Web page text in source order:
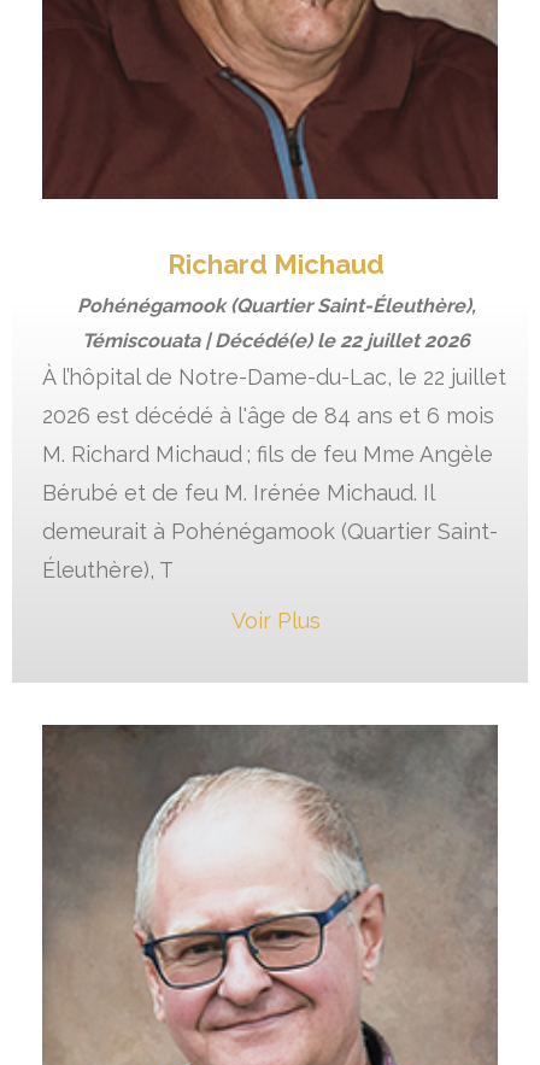
Richard Michaud
Pohénégamook (Quartier Saint-Éleuthère),
Témiscouata | Décédé(e) le22 juillet 2026
À l’hôpital de Notre-Dame-du-Lac, le 22 juillet
2026 est décédé à l'âge de 84 ans et 6 mois
M. Richard Michaud ; fils de feu Mme Angèle
Bérubé et de feu M. Irénée Michaud. Il
demeurait à Pohénégamook (Quartier Saint-
Éleuthère), T
Voir Plus